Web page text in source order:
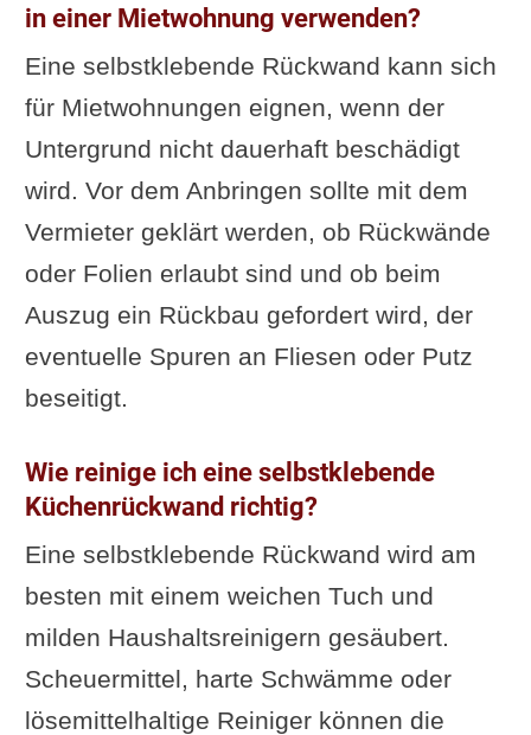
in einer Mietwohnung verwenden?
Eine selbstklebende Rückwand kann sich
für Mietwohnungen eignen, wenn der
Untergrund nicht dauerhaft beschädigt
wird. Vor dem Anbringen sollte mit dem
Vermieter geklärt werden, ob Rückwände
oder Folien erlaubt sind und ob beim
Auszug ein Rückbau gefordert wird, der
eventuelle Spuren an Fliesen oder Putz
beseitigt.
Wie reinige ich eine selbstklebende
Küchenrückwand richtig?
Eine selbstklebende Rückwand wird am
besten mit einem weichen Tuch und
milden Haushaltsreinigern gesäubert.
Scheuermittel, harte Schwämme oder
lösemittelhaltige Reiniger können die